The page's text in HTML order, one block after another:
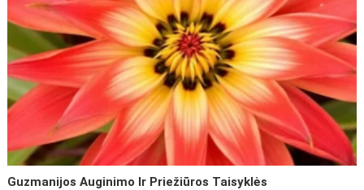
Guzmanijos Auginimo Ir Priežiūros Taisyklės